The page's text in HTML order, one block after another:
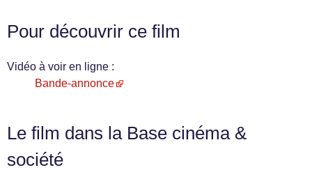
Pour découvrir ce film
Vidéo à voir en ligne :
Bande-annonce
Le film dans la Base cinéma &
société